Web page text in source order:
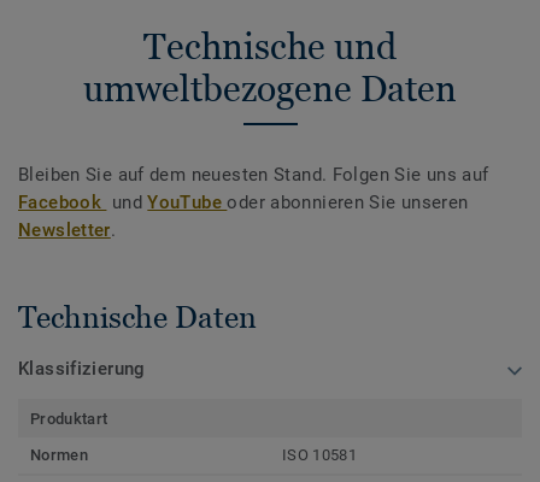
Technische und
umweltbezogene Daten
Bleiben Sie auf dem neuesten Stand. Folgen Sie uns auf
Facebook undYouTubeoder abonnieren Sie unseren
Newsletter.
Technische Daten
Klassifizierung
Produktart
Normen
ISO 10581